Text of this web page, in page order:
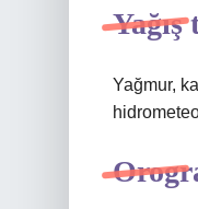
Yağmur,